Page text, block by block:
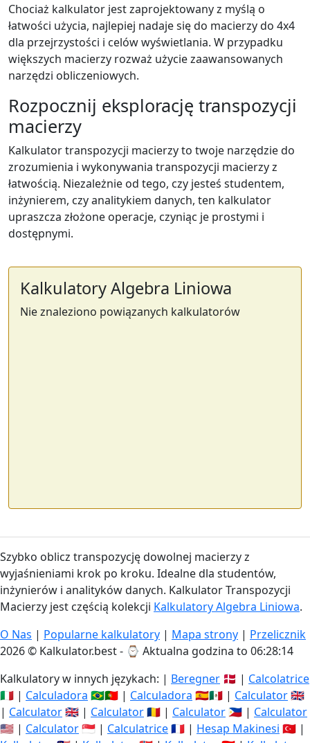
Chociaż kalkulator jest zaprojektowany z myślą o
łatwości użycia, najlepiej nadaje się do macierzy do 4x4
dla przejrzystości i celów wyświetlania. W przypadku
większych macierzy rozważ użycie zaawansowanych
narzędzi obliczeniowych.
Rozpocznij eksplorację transpozycji
macierzy
Kalkulator transpozycji macierzy to twoje narzędzie do
zrozumienia i wykonywania transpozycji macierzy z
łatwością. Niezależnie od tego, czy jesteś studentem,
inżynierem, czy analitykiem danych, ten kalkulator
upraszcza złożone operacje, czyniąc je prostymi i
dostępnymi.
Kalkulatory Algebra Liniowa
Nie znaleziono powiązanych kalkulatorów
Szybko oblicz transpozycję dowolnej macierzy z
wyjaśnieniami krok po kroku. Idealne dla studentów,
inżynierów i analityków danych. Kalkulator Transpozycji
Macierzy jest częścią kolekcji Kalkulatory Algebra Liniowa.
O Nas | Popularne kalkulatory | Mapa strony | Przelicznik
2026 © Kalkulator.best - ⌚ Aktualna godzina to 06:28:15
Kalkulatory w innych językach: | Beregner 🇩🇰 | Calcolatrice
🇮🇹 | Calculadora 🇧🇷🇵🇹 | Calculadora 🇪🇸🇲🇽 | Calculator🇬🇧
| Calculator🇬🇧 | Calculator🇷🇴 | Calculator 🇵🇭 | Calculator
🇺🇸 | Calculator🇸🇬 | Calculatrice🇫🇷 | Hesap Makinesi 🇹🇷 |